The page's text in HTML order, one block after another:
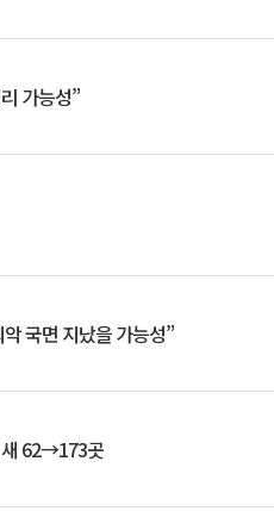
가능성”
국면 지났을 가능성”
새 62→173곳